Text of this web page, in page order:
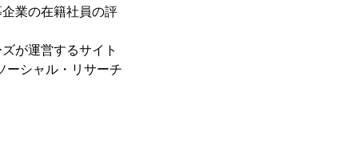
業の在籍社員の評
が運営するサイト
ーシャル・リサーチ